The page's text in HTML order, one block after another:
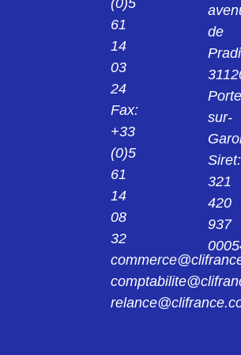
KPS1/B2 PINCE ROUGE 2MM
KK4/4 MANCHON NOIR 4MM
KK4/4 MANCHON ROUGE 4MM
AGK20 PINCE 4MM 24.0149
AGK40 PINCE NOIR 2MM 24.0154-
(0)5
61
14
03
24
Fax:
+33
(0)5
61
14
08
32
de
sur-
Siret:
321
420
937